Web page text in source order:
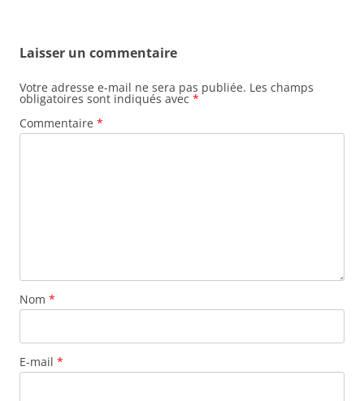
Laisser un commentaire
Votre adresse e-mail ne sera pas publiée. Les champs
obligatoires sont indiqués avec *
Commentaire *
Nom *
E-mail *